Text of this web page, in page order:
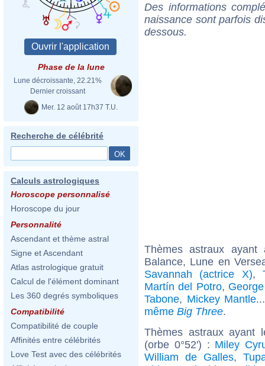
Phase de la lune
Lune décroissante, 22.21%
Dernier croissant
Mer. 12 août 17h37 T.U.
Recherche de célébrité
Calculs astrologiques
Horoscope personnalisé
Horoscope du jour
Personnalité
Ascendant et thème astral
Signe et Ascendant
Atlas astrologique gratuit
Calcul de l'élément dominant
Les 360 degrés symboliques
Compatibilité
Compatibilité de couple
Affinités entre célébrités
Love Test avec des célébrités
Des informations
naissance sont parfois
dessous.
Thèmes astraux
Balance, Lune en
Savannah (actrice X),
Martín del Potro,
Tabone, Mickey Mantle
même Big Three.
Thèmes astraux ayant
(orbe 0°52') : Miley
William de Galles,